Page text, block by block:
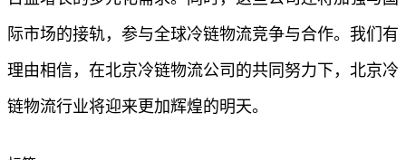
际市场的接轨，参与全球冷链物流竞争与合作。我们有
理由相信，在北京冷链物流公司的共同努力下，北京冷
链物流行业将迎来更加辉煌的明天。